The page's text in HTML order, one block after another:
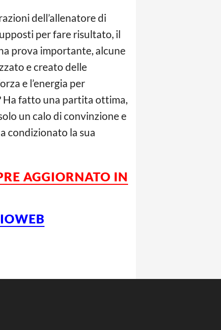
dell’allenatore di
per fare risultato, il
prova importante, alcune
e creato delle
e l’energia per
Ha fatto una partita ottima,
un calo di convinzione e
condizionato la sua
AGGIORNATO IN